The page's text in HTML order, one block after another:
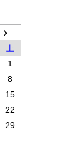
土
1
8
15
22
29